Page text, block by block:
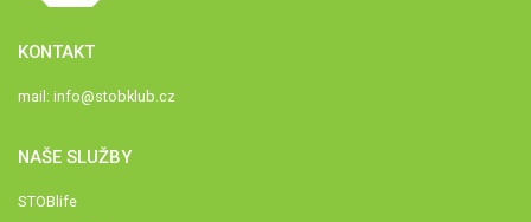
KONTAKT
mail: info@stobklub.cz
NAŠE SLUŽBY
STOBlife